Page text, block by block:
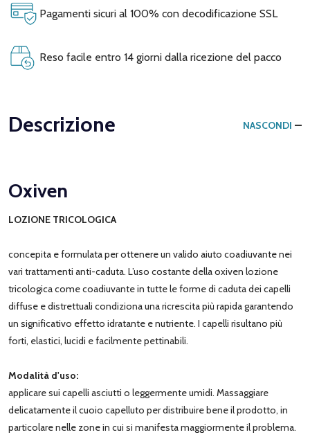
Pagamenti sicuri al 100% con decodificazione SSL
Reso facile entro 14 giorni dalla ricezione del pacco
Descrizione NASCONDI
Oxiven
LOZIONE TRICOLOGICA
concepita e formulata per ottenere un valido aiuto coadiuvante nei
vari trattamenti anti-caduta. L’uso costante della oxiven lozione
tricologica come coadiuvante in tutte le forme di caduta dei capelli
diffuse e distrettuali condiziona una ricrescita più rapida garantendo
un significativo effetto idratante e nutriente. I capelli risultano più
forti, elastici, lucidi e facilmente pettinabili.
Modalità d'uso:
applicare sui capelli asciutti o leggermente umidi. Massaggiare
delicatamente il cuoio capelluto per distribuire bene il prodotto, in
particolare nelle zone in cui si manifesta maggiormente il problema.